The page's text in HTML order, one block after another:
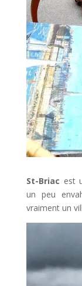
St-Briac est
un peu
vraiment un